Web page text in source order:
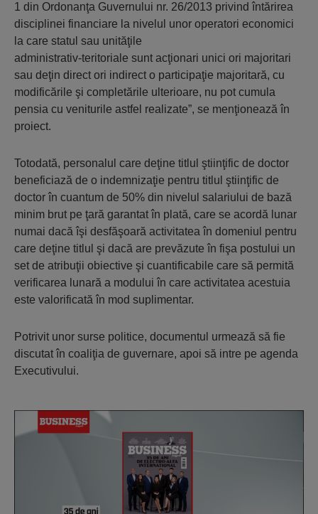
1 din Ordonanţa Guvernului nr. 26/2013 privind întărirea
disciplinei financiare la nivelul unor operatori economici
la care statul sau unităţile
administrativ-teritoriale sunt acţionari unici ori majoritari
sau deţin direct ori indirect o participaţie majoritară, cu
modificările şi completările ulterioare, nu pot cumula
pensia cu veniturile astfel realizate”, se menţionează în
proiect.
Totodată, personalul care deţine titlul ştiinţific de doctor
beneficiază de o indemnizaţie pentru titlul ştiinţific de
doctor în cuantum de 50% din nivelul salariului de bază
minim brut pe ţară garantat în plată, care se acordă lunar
numai dacă îşi desfăşoară activitatea în domeniul pentru
care deţine titlul şi dacă are prevăzute în fişa postului un
set de atribuţii obiective şi cuantificabile care să permită
verificarea lunară a modului în care activitatea acestuia
este valorificată în mod suplimentar.
Potrivit unor surse politice, documentul urmează să fie
discutat în coaliţia de guvernare, apoi să intre pe agenda
Executivului.